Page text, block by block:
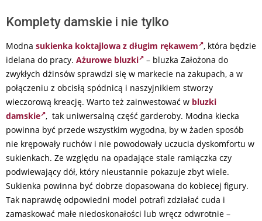
Komplety damskie i nie tylko
Modna sukienka koktajlowa z długim rękawem , która będzie
idelana do pracy. Ażurowe bluzki
– bluzka Założona do
zwykłych dżinsów sprawdzi się w markecie na zakupach, a w
połączeniu z obcisłą spódnicą i naszyjnikiem stworzy
wieczorową kreację. Warto też zainwestować w bluzki
damskie , tak uniwersalną część garderoby. Modna kiecka
powinna być przede wszystkim wygodna, by w żaden sposób
nie krępowały ruchów i nie powodowały uczucia dyskomfortu w
sukienkach. Ze względu na opadające stale ramiączka czy
podwiewający dół, który nieustannie pokazuje zbyt wiele.
Sukienka powinna być dobrze dopasowana do kobiecej figury.
Tak naprawdę odpowiedni model potrafi zdziałać cuda i
zamaskować małe niedoskonałości lub wręcz odwrotnie –